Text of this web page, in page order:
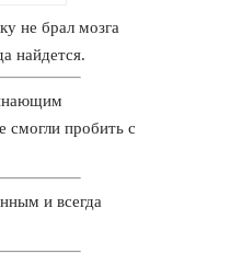
не брал мозга
найдется.
смогли пробить с
и всегда